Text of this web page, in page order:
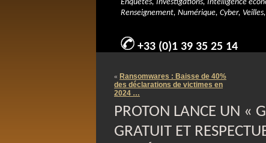
Enquêtes, Investigations, Intelligence
Renseignement, Numérique, Cyber, Veilles,
+33 (0)1 39 35 25 14
« Ransomwares : Baisse de 40%
des déclarations de victimes en
2024 …
PROTON LANCE UN «
GRATUIT ET